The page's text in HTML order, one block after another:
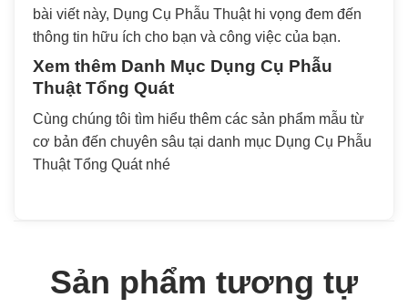
bài viết này, Dụng Cụ Phẫu Thuật hi vọng đem đến
thông tin hữu ích cho bạn và công việc của bạn.
Xem thêm Danh Mục Dụng Cụ Phẫu
Thuật Tổng Quát
Cùng chúng tôi tìm hiểu thêm các sản phẩm mẫu từ
cơ bản đến chuyên sâu tại danh mục Dụng Cụ Phẫu
Thuật Tổng Quát nhé
Sản phẩm tương tự